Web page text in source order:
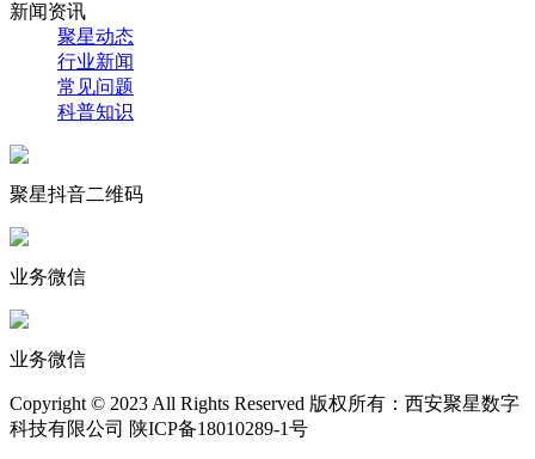
新闻资讯
聚星动态
行业新闻
常见问题
科普知识
聚星抖音二维码
业务微信
业务微信
Copyright © 2023 All Rights Reserved 版权所有：西安聚星数字
科技有限公司 陕ICP备18010289-1号